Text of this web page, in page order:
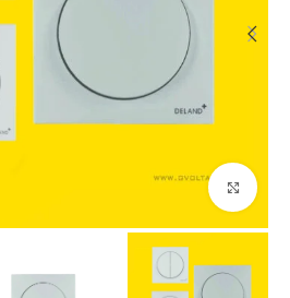
برای بزرگنمایی کلیک کنید